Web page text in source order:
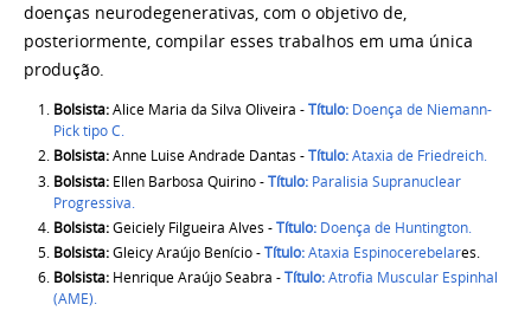
doenças neurodegenerativas, com o objetivo de,
posteriormente, compilar esses trabalhos em uma única
produção.
Bolsista:Alice Maria da Silva Oliveira -Título:Doença de Niemann-
Pick tipo C.
Bolsista:Anne Luise Andrade Dantas -Título:Ataxia de Friedreich.
Bolsista:Ellen Barbosa Quirino -Título: Paralisia Supranuclear
Progressiva.
Bolsista:Geiciely Filgueira Alves -Título: Doença de Huntington.
Bolsista:Gleicy Araújo Benício -Título:Ataxia Espinocerebelares.
Bolsista:Henrique Araújo Seabra -Título:Atrofia Muscular Espinhal
(AME).